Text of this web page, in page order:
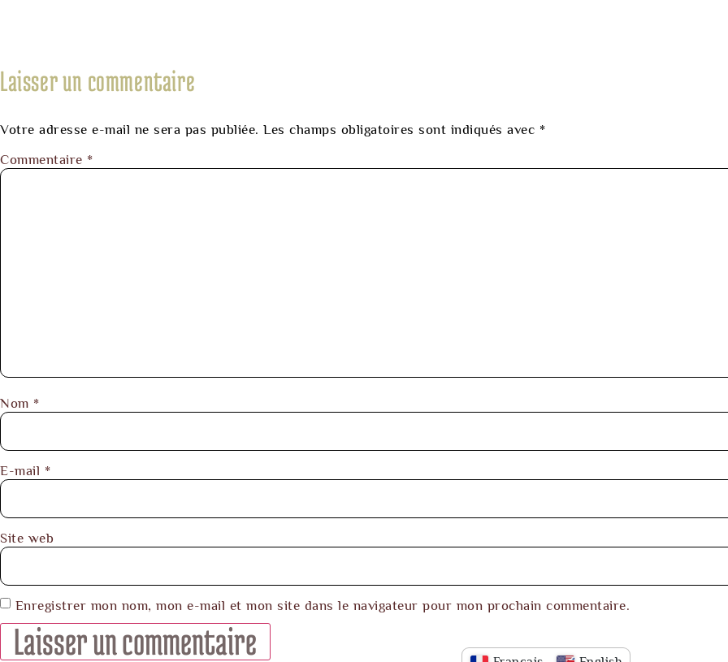
Laisser un commentaire
Votre adresse e-mail ne sera pas publiée. Les champs obligatoires sont indiqués avec *
Commentaire *
Nom *
E-mail *
Site web
Enregistrer mon nom, mon e-mail et mon site dans le navigateur pour mon prochain commentaire.